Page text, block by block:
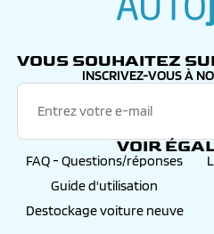
VOUS SOUHAITEZ
INSCRIVEZ-VOUS À
VOIR
FAQ - Questions/réponses
Guide d'utilisation
Destockage voiture neuve